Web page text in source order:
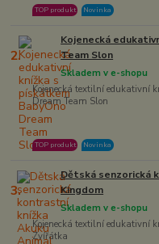
TOP produkt Novinka
2.
Kojenecká
Team Slon
Kojenecká textilní edukativní
Dream Team Slon
Skladem v e-shopu
TOP produkt Novinka
3.
Dětská senzorická
Kingdom
Kojenecká textilní edukativní
Zvířátka
Skladem v e-shopu